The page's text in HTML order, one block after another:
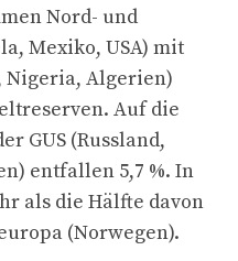
Nord- und
Mexiko, USA) mit
Nigeria, Algerien)
Auf die
GUS (Russland,
entfallen 5,7 %. In
als die Hälfte davon
(Norwegen).